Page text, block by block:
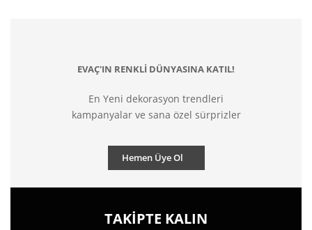
EVAÇ'IN RENKLİ DÜNYASINA KATIL!
En Yeni dekorasyon trendleri
kampanyalar ve sana özel sürprizler
Hemen Üye Ol
TAKİPTE KALIN